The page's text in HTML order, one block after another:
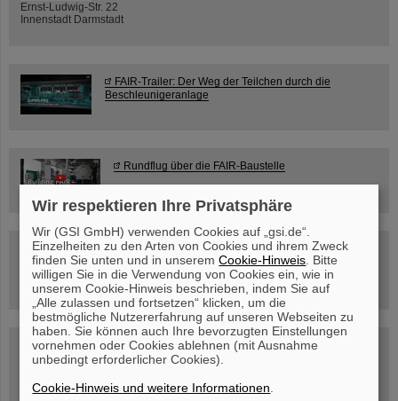
Ernst-Ludwig-Str. 22
Innenstadt Darmstadt
FAIR-Trailer: Der Weg der Teilchen durch die
Beschleunigeranlage
Rundflug über die FAIR-Baustelle
Besichtigung von GSI/FAIR –
jetzt Termin buchen!
Blog Beam On
Menschen...hinter GSI und FAIR.
Wir respektieren Ihre Privatsphäre
Wir (GSI GmbH) verwenden Cookies auf „gsi.de“.
Einzelheiten zu den Arten von Cookies und ihrem Zweck
finden Sie unten und in unseremCookie-Hinweis . Bitte
willigen Sie in die Verwendung von Cookies ein, wie in
unserem Cookie-Hinweis beschrieben, indem Sie auf
„Alle zulassen und fortsetzen“ klicken, um die
bestmögliche Nutzererfahrung auf unseren Webseiten zu
haben. Sie können auch Ihre bevorzugten Einstellungen
vornehmen oder Cookies ablehnen (mit Ausnahme
unbedingt erforderlicher Cookies).
Cookie-Hinweis und weitere Informationen